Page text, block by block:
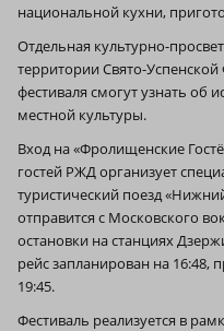
национальной кухни,
Отдельная культурно-
территории Свято-
фестиваля смогут узнать об
местной культуры.
Вход на «Фролищенские
гостей РЖД организует
туристический поезд
отправится с Московского
остановки на станциях
рейс запланирован на
19:45.
Фестиваль реализуется в